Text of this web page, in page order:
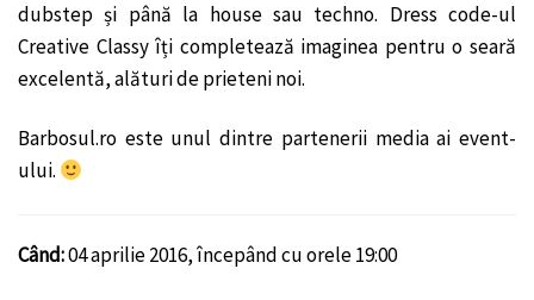
dubstep și până la house sau techno. Dress code-ul
Creative Classy îți completează imaginea pentru o seară
excelentă, alături de prieteni noi.
Barbosul.ro este unul dintre partenerii media ai event-
ului.
Când:04 aprilie 2016, începând cu orele 19:00